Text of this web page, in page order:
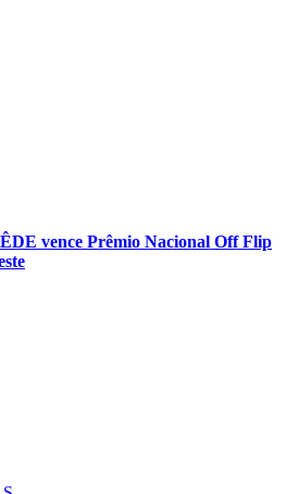
vence Prêmio Nacional Off Flip